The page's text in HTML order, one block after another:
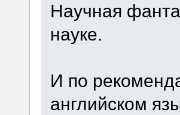
Научная
науке.
И по
английском